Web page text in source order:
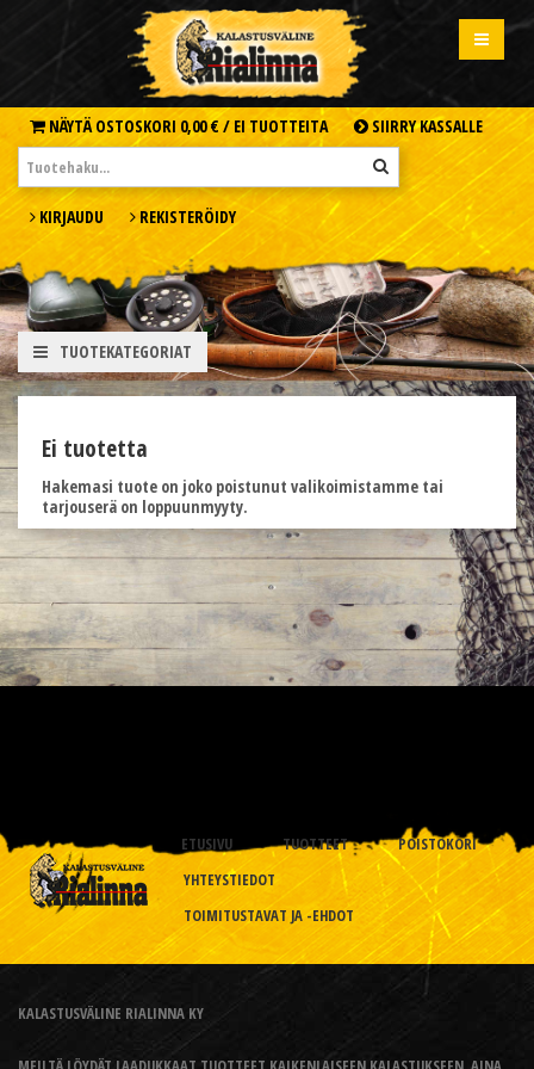
NÄYTÄ OSTOSKORI 0,00 € / EI TUOTTEITA SIIRRY KASSALLE
KIRJAUDU REKISTERÖIDY
TUOTEKATEGORIAT
Ei tuotetta
Hakemasi tuote on joko poistunut valikoimistamme tai
tarjouserä on loppuunmyyty.
ETUSIVU TUOTTEET
POISTOKORI
YHTEYSTIEDOT
TOIMITUSTAVAT JA -EHDOT
KALASTUSVÄLINE RIALINNA KY